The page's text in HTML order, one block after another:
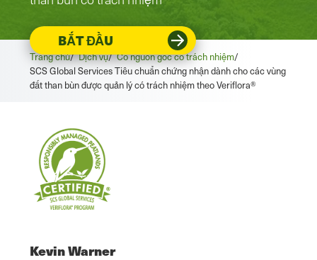
BẮT ĐẦU
Trang chủ/Dịch vụ/Có nguồn gốc có trách nhiệm/
SCS Global Services Tiêu chuẩn chứng nhận dành cho các vùng
đất than bùn được quản lý có trách nhiệm theo Veriflora®
Kevin Warner